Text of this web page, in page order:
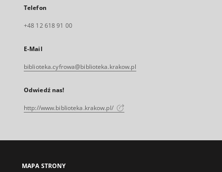
Telefon
+48 12 618 91 00
E-Mail
biblioteka.cyfrowa@biblioteka.krakow.pl
Odwiedź nas!
http://www.biblioteka.krakow.pl/
MAPA STRONY